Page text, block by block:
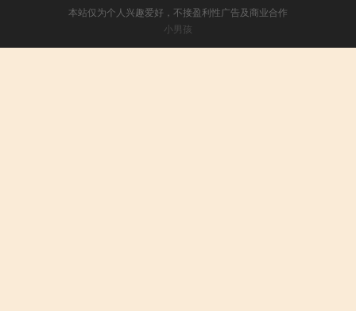
本站仅为个人兴趣爱好，不接盈利性广告及商业合作
小男孩